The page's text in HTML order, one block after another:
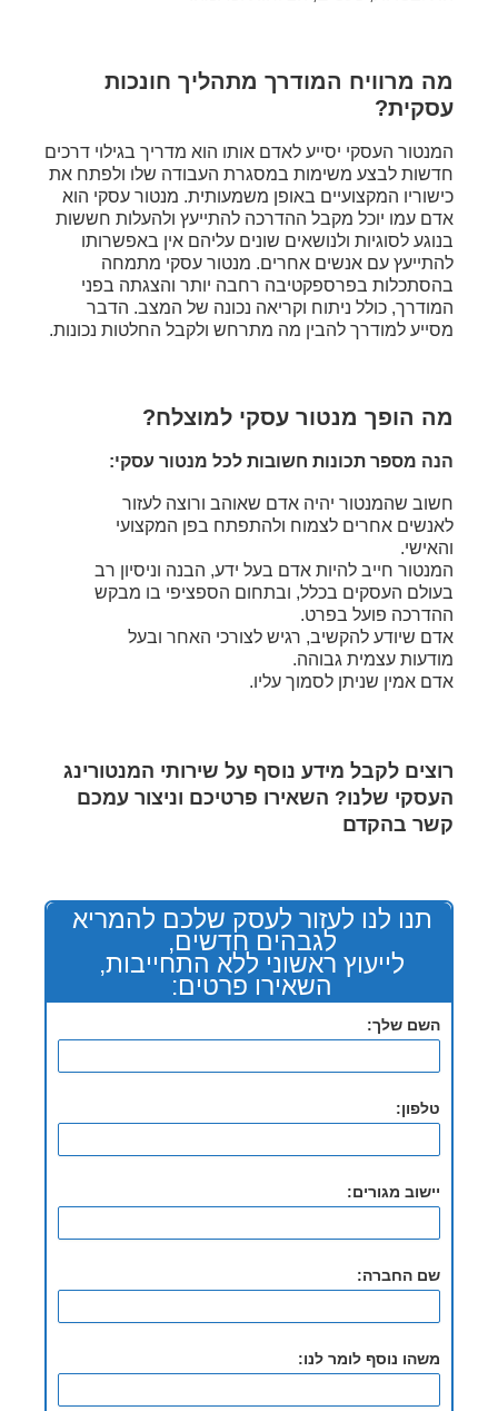
מה מרוויח המודרך מתהליך חונכות
עסקית?
המנטור העסקי יסייע לאדם אותו הוא מדריך בגילוי דרכים
חדשות לבצע משימות במסגרת העבודה שלו ולפתח את
כישוריו המקצועיים באופן משמעותית. מנטור עסקי הוא
אדם עמו יוכל מקבל ההדרכה להתייעץ ולהעלות חששות
בנוגע לסוגיות ולנושאים שונים עליהם אין באפשרותו
להתייעץ עם אנשים אחרים. מנטור עסקי מתמחה
בהסתכלות בפרספקטיבה רחבה יותר והצגתה בפני
המודרך, כולל ניתוח וקריאה נכונה של המצב. הדבר
מסייע למודרך להבין מה מתרחש ולקבל החלטות נכונות.
מה הופך מנטור עסקי למוצלח?
הנה מספר תכונות חשובות לכל מנטור עסקי:
חשוב שהמנטור יהיה אדם שאוהב ורוצה לעזור
לאנשים אחרים לצמוח ולהתפתח בפן המקצועי
והאישי.
המנטור חייב להיות אדם בעל ידע, הבנה וניסיון רב
בעולם העסקים בכלל, ובתחום הספציפי בו מבקש
ההדרכה פועל בפרט.
אדם שיודע להקשיב, רגיש לצורכי האחר ובעל
מודעות עצמית גבוהה.
אדם אמין שניתן לסמוך עליו.
רוצים לקבל מידע נוסף על שירותי המנטורינג
העסקי שלנו? השאירו פרטיכם וניצור עמכם
קשר בהקדם
תנו לנו לעזור לעסק שלכם להמריא
לגבהים חדשים,
לייעוץ ראשוני ללא התחייבות,
השאירו פרטים:
השם שלך:
טלפון:
יישוב מגורים:
שם החברה:
משהו נוסף לומר לנו: